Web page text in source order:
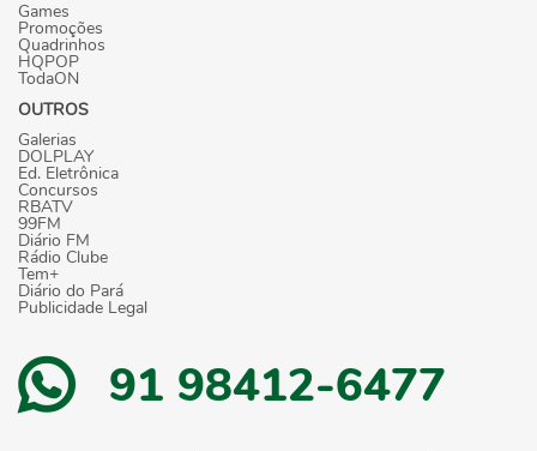
Games
Promoções
Quadrinhos
HQPOP
TodaON
OUTROS
Galerias
DOLPLAY
Ed. Eletrônica
Concursos
RBATV
99FM
Diário FM
Rádio Clube
Tem+
Diário do Pará
Publicidade Legal
91 98412-6477